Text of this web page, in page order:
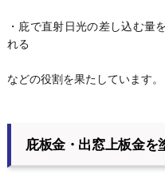
・庇で直射日光の差し込む量
れる
などの役割を果たしています。
庇板金・出窓上板金